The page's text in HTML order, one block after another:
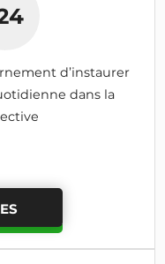
d’instaurer
dans la